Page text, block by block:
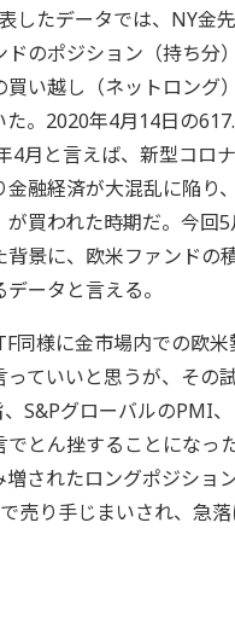
表したデータでは、NY金
ドのポジション（持ち分
買い越し（ネットロング
た。2020年4月14日の
4月と言えば、新型コロ
金融経済が大混乱に陥り
が買われた時期だ。今回
背景に、欧米ファンドの
ータと言える。
同様に金市場内での欧
っていいと思うが、その
S&PグローバルのPMI
でとん挫することになっ
増されたロングポジショ
売り手じまいされ、急